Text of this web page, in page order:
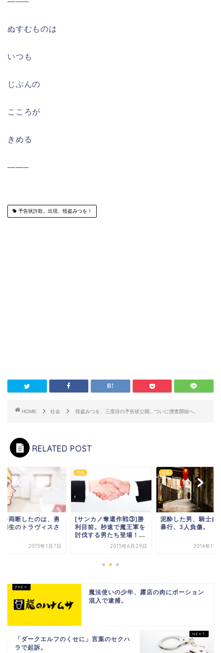
ぬすむものは
いつも
じぶんの
こころが
きめる
——–
予告状詐欺。出現、怪盗みつを！
HOME 社会 怪盗みつを、三度目の予告状公開。ついに捜査開始へ。
RELATED POST
を両断したのは、勇
補生のトラヴィスさ
2015年1月7日
社会
[サンカノ奪還作戦③]勝
利目前。秒速で魔王軍を
討伐する男たち登場！...
2015年6月29日
社会
泥酔した男、騎士自
暴行、3人負傷。
2014年12
魔法使いの少年、露店の肉にポーション
混入で逮捕。
「ダークエルフのくせに」言葉のセクハ
ラで起訴。